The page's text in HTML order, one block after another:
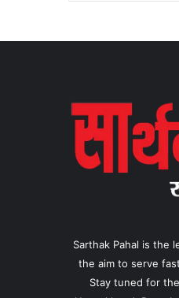
Sarthak Pahal is the
the aim to serve
Stay tuned for